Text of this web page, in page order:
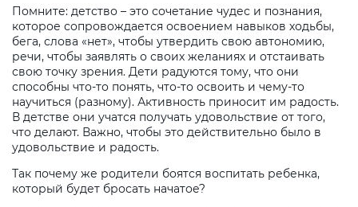
Помните: детство – это сочетание чудес и познания,
которое сопровождается освоением навыков ходьбы,
бега, слова «нет», чтобы утвердить свою автономию,
речи, чтобы заявлять о своих желаниях и отстаивать
свою точку зрения. Дети радуются тому, что они
способны что-то понять, что-то освоить и чему-то
научиться (разному). Активность приносит им радость.
В детстве они учатся получать удовольствие от того,
что делают. Важно, чтобы это действительно было в
удовольствие и радость.
Так почему же родители боятся воспитать ребенка,
который будет бросать начатое?